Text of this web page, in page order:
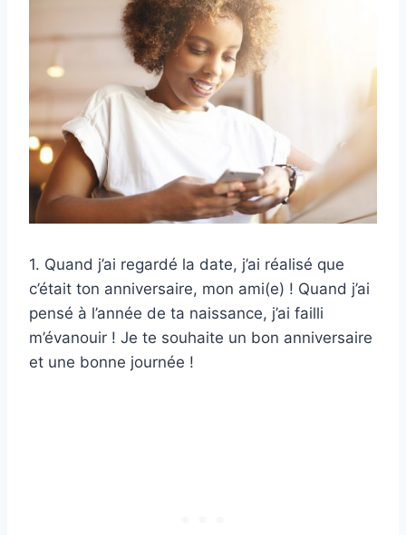
1. Quand j’ai regardé la date, j’ai réalisé que
c’était ton anniversaire, mon ami(e) ! Quand j’ai
pensé à l’année de ta naissance, j’ai failli
m’évanouir ! Je te souhaite un bon anniversaire
et une bonne journée !